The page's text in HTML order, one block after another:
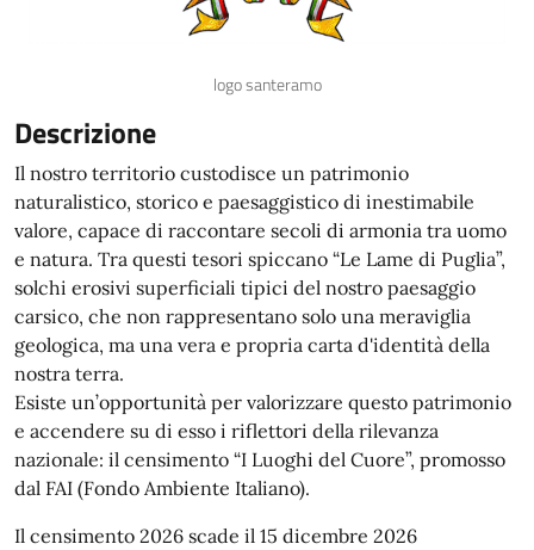
logo santeramo
Descrizione
Il nostro territorio custodisce un patrimonio
naturalistico, storico e paesaggistico di inestimabile
valore, capace di raccontare secoli di armonia tra uomo
e natura. Tra questi tesori spiccano “Le Lame di Puglia”,
solchi erosivi superficiali tipici del nostro paesaggio
carsico, che non rappresentano solo una meraviglia
geologica, ma una vera e propria carta d'identità della
nostra terra.
Esiste un’opportunità per valorizzare questo patrimonio
e accendere su di esso i riflettori della rilevanza
nazionale: il censimento “I Luoghi del Cuore”, promosso
dal FAI (Fondo Ambiente Italiano).
Il censimento 2026 scade il 15 dicembre 2026